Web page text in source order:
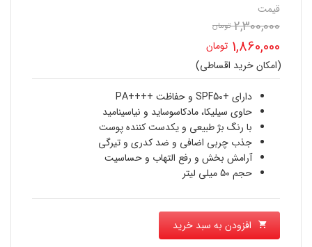
قیمت
2,300,000 تومان
اصلی
2,300,000 تومان
بود.
1,860,000 تومان
قیمت
فعلی
1,860,000 تومان
است.
(امکان خرید اقساطی)
دارای +SPF50 و حفاظت ++++PA
حاوی سیلیکا، مادکاسوساید و نیاسینامید
با رنگ بژ طبیعی و یکدست کننده پوست
جذب چربی اضافی و ضد کدری و تیرگی
آرامش بخش و رفع التهاب و حساسیت
حجم 50 میلی لیتر
افزودن به سبد خرید